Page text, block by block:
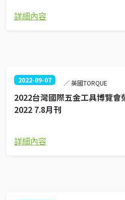
詳細內容
2022-09-07 ／ 英國TORQUE
2022台灣國際五金工具博覽會
2022 7.8月刊
詳細內容